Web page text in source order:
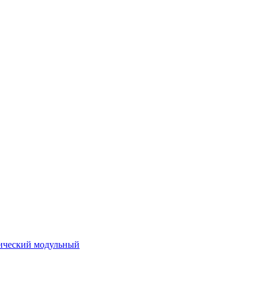
модульный